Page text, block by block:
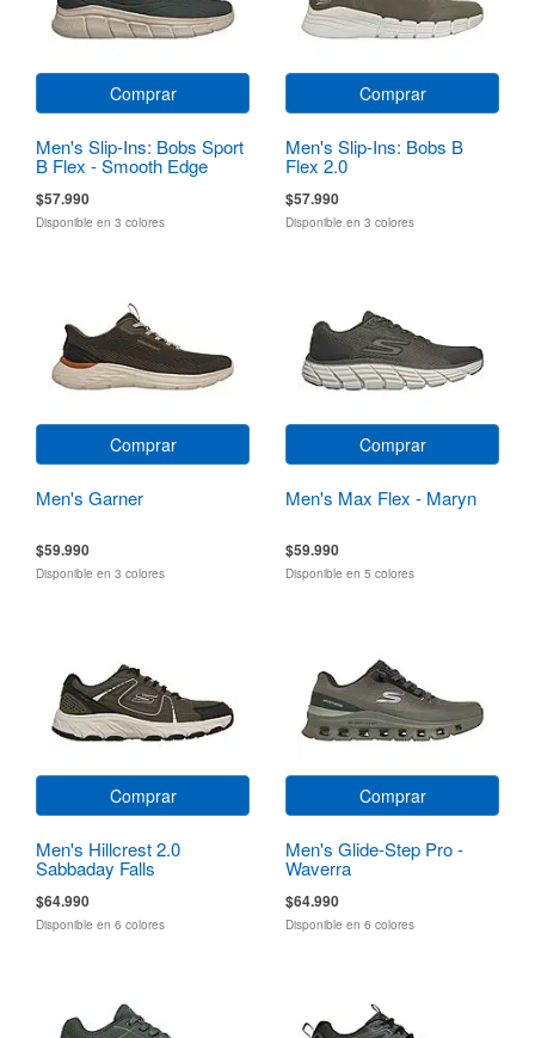
Comprar
Men's Slip-Ins: Bobs Sport
B Flex - Smooth Edge
$57.990
Disponible en 3 colores
Comprar
Men's Slip-Ins: Bobs B
Flex 2.0
$57.990
Disponible en 3 colores
Comprar
Men's Garner
$59.990
Disponible en 3 colores
Comprar
Men's Max Flex - Maryn
$59.990
Disponible en 5 colores
Comprar
Men's Hillcrest 2.0
Sabbaday Falls
$64.990
Disponible en 6 colores
Comprar
Men's Glide-Step Pro -
Waverra
$64.990
Disponible en 6 colores